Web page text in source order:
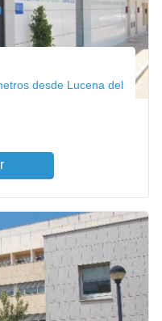
desde Lucena del